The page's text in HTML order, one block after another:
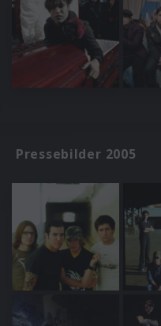
Pressebilder 2005